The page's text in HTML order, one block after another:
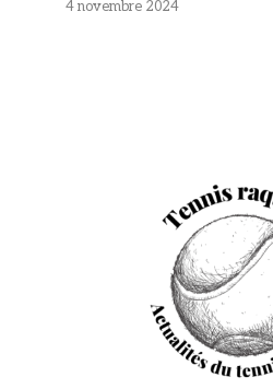
4 novembre 2024